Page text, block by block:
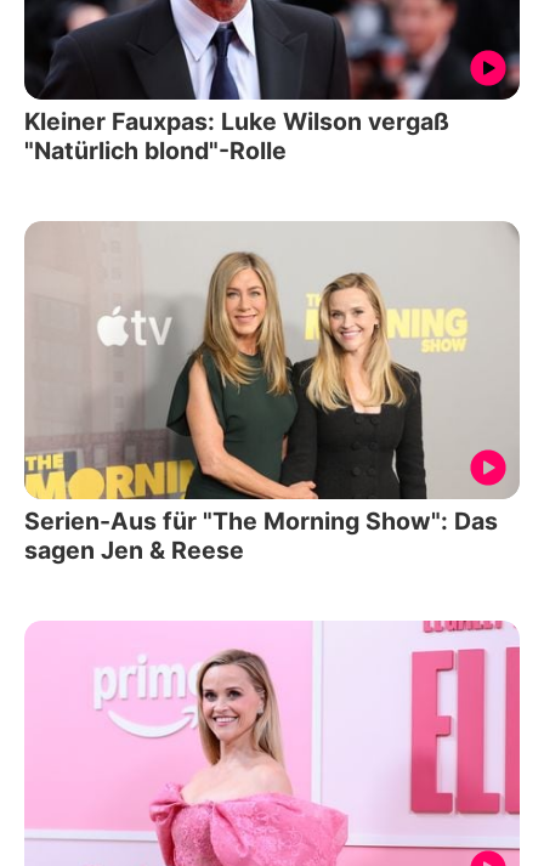
Kleiner Fauxpas: Luke Wilson vergaß
"Natürlich blond"-Rolle
Serien-Aus für "The Morning Show": Das
sagen Jen & Reese